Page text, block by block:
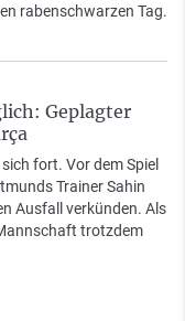
rabenschwarzen Tag.
Geplagter
fort. Vor dem Spiel
Trainer Sahin
Ausfall verkünden. Als
trotzdem